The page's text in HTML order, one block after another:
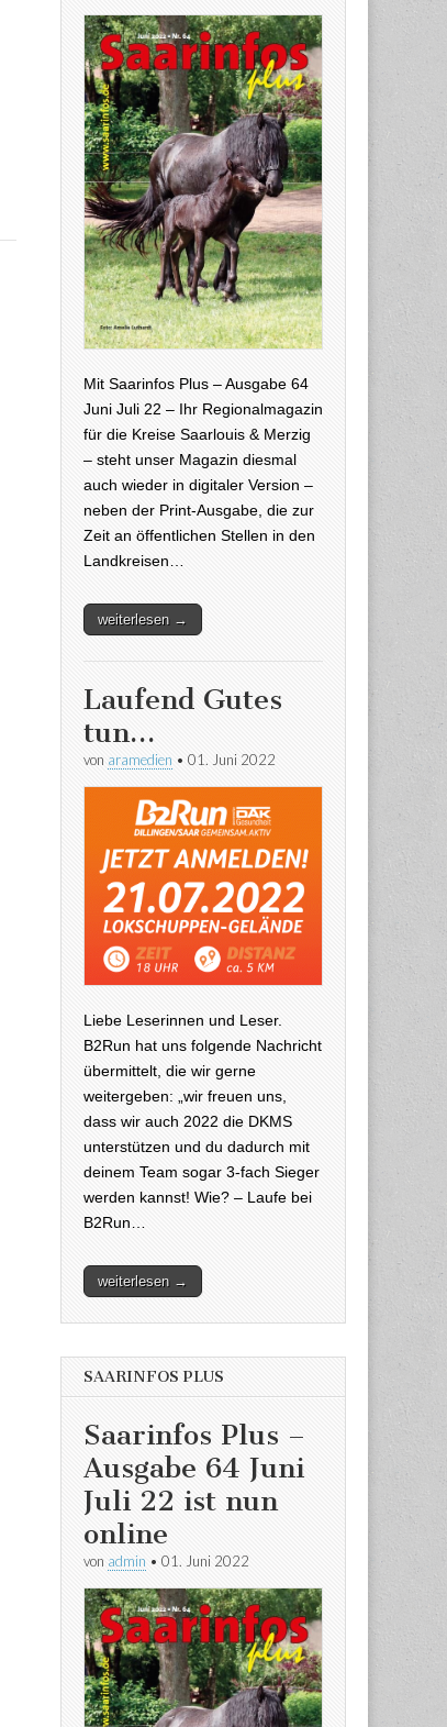
Mit Saarinfos Plus – Ausgabe 64
Juni Juli 22 – Ihr Regionalmagazin
für die Kreise Saarlouis & Merzig
– steht unser Magazin diesmal
auch wieder in digitaler Version –
neben der Print-Ausgabe, die zur
Zeit an öffentlichen Stellen in den
Landkreisen…
weiterlesen →
Laufend Gutes
tun…
von aramedien • 01. Juni 2022
Liebe Leserinnen und Leser.
B2Run hat uns folgende Nachricht
übermittelt, die wir gerne
weitergeben: „wir freuen uns,
dass wir auch 2022 die DKMS
unterstützen und du dadurch mit
deinem Team sogar 3-fach Sieger
werden kannst! Wie? – Laufe bei
B2Run…
weiterlesen →
SAARINFOS PLUS
Saarinfos Plus –
Ausgabe 64 Juni
Juli 22 ist nun
online
von admin • 01. Juni 2022